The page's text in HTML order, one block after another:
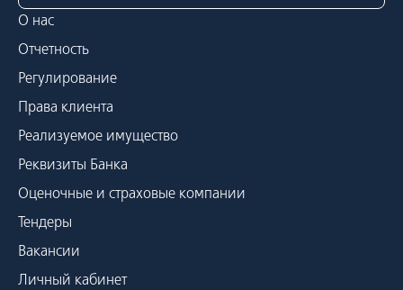
О нас
Отчетность
Регулирование
Права клиента
Реализуемое имущество
Реквизиты Банка
Оценочные и страховые компании
Тендеры
Вакансии
Личный кабинет